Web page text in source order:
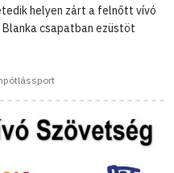
helyen zárt a felnőtt vívó
csapatban ezüstöt